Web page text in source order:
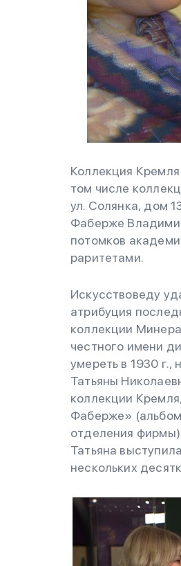
Коллекция
том числе
ул. Солянка, дом
Фаберже
потомков
раритетами.
Искусствоведу
атрибуция
коллекции
честного имени
умереть в 1930
Татьяны
коллекции
Фаберже»
отделения
Татьяна
нескольких